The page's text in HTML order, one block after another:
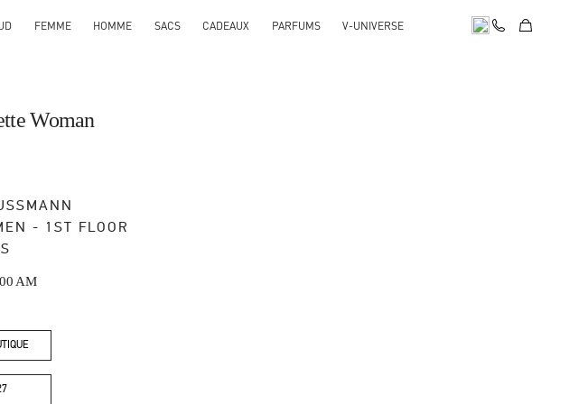
FEMME HOMME SACS CADEAUX PARFUMS V-UNIVERSE
Woman
- 1ST FLOOR
AM